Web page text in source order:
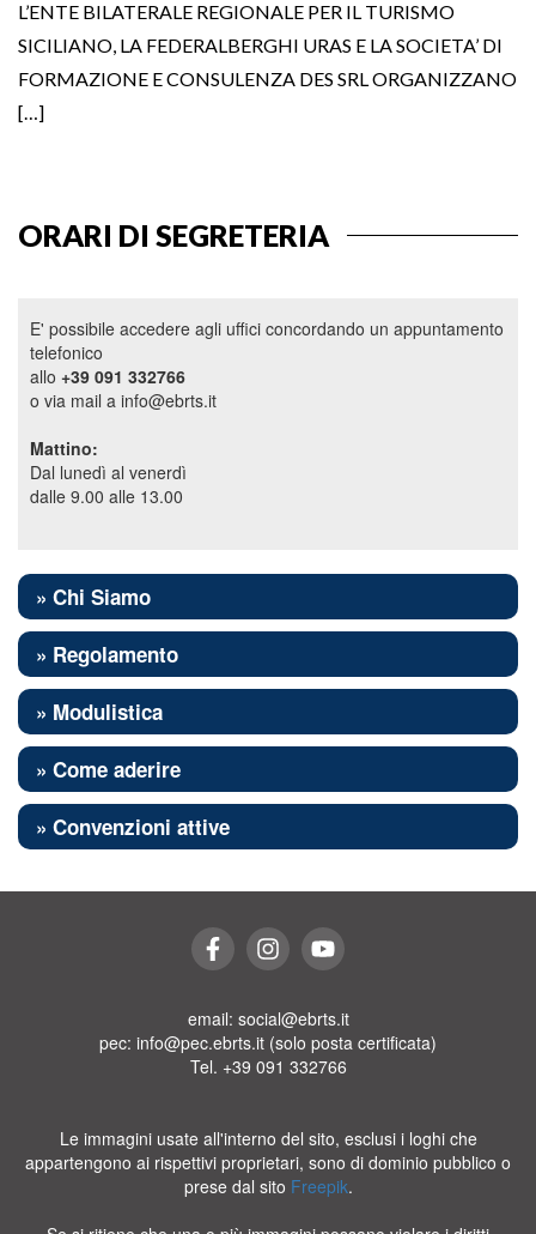
L’ENTE BILATERALE REGIONALE PER IL TURISMO
SICILIANO, LA FEDERALBERGHI URAS E LA SOCIETA’ DI
FORMAZIONE E CONSULENZA DES SRL ORGANIZZANO
[…]
ORARI DI SEGRETERIA
E' possibile accedere agli uffici concordando un appuntamento
telefonico
allo +39 091 332766
o via mail a info@ebrts.it
Mattino:
Dal lunedì al venerdì
dalle 9.00 alle 13.00
» Chi Siamo
» Regolamento
» Modulistica
» Come aderire
» Convenzioni attive
email: social@ebrts.it
pec: info@pec.ebrts.it (solo posta certificata)
Tel. +39 091 332766
Le immagini usate all'interno del sito, esclusi i loghi che
appartengono ai rispettivi proprietari, sono di dominio pubblico o
prese dal sito Freepik.